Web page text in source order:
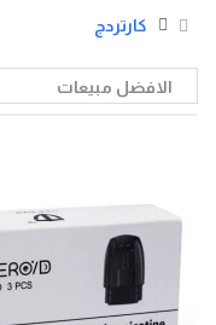
كارتردج
الافضل مبيعات